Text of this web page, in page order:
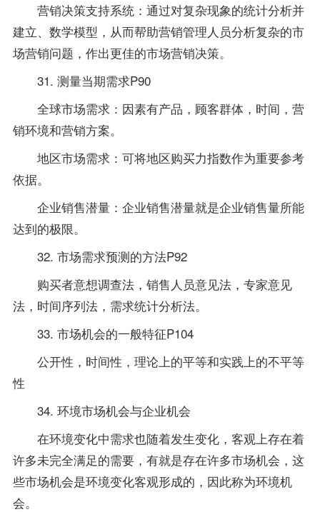
营销决策支持系统：通过对复杂现象的统计分析并
建立、数学模型，从而帮助营销管理人员分析复杂的市
场营销问题，作出更佳的市场营销决策。
31. 测量当期需求P90
全球市场需求：因素有产品，顾客群体，时间，营
销环境和营销方案。
地区市场需求：可将地区购买力指数作为重要参考
依据。
企业销售潜量：企业销售潜量就是企业销售量所能
达到的极限。
32. 市场需求预测的方法P92
购买者意想调查法，销售人员意见法，专家意见
法，时间序列法，需求统计分析法。
33. 市场机会的一般特征P104
公开性，时间性，理论上的平等和实践上的不平等
性
34. 环境市场机会与企业机会
在环境变化中需求也随着发生变化，客观上存在着
许多未完全满足的需要，有就是存在许多市场机会，这
些市场机会是环境变化客观形成的，因此称为环境机
会。